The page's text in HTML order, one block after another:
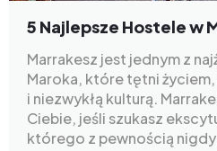
5 Najlepsze Hostele w
Marrakesz jest jednym z
Maroka, które tętni
i niezwykłą kulturą.
Ciebie, jeśli szukasz
którego z pewnością